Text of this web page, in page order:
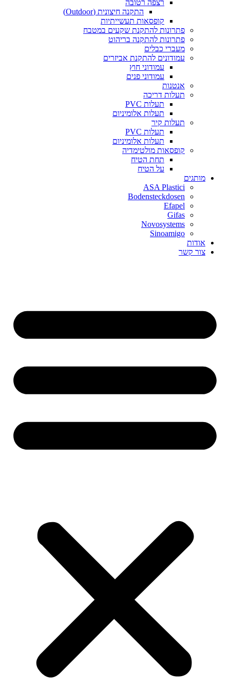
רצפה רטובה
התקנה חיצונית (Outdoor)
קופסאות תעשייתיות
פתרונות להתקנת שקעים במטבח
פתרונות להתקנה בריהוט
מעברי כבלים
עמודונים להתקנת אביזרים
עמודוני חוץ
עמודוני פנים
אנטנות
תעלות דריכה
תעלות PVC
תעלות אלומיניום
תעלות קיר
תעלות PVC
תעלות אלומיניום
קופסאות מולטימדיה
תחת הטיח
על הטיח
מותגים
ASA Plastici
Bodensteckdosen
Efapel
Gifas
Novosystems
Sinoamigo
אודות
צור קשר